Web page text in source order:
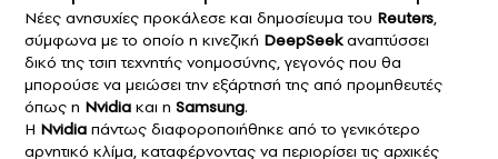
Νέες ανησυχίες προκάλεσε και δημοσίευμα του Reuters,
σύμφωνα με το οποίο η κινεζική DeepSeekαναπτύσσει
δικό της τσιπ τεχνητής νοημοσύνης, γεγονός που θα
μπορούσε να μειώσει την εξάρτησή της από προμηθευτές
όπως η Nvidia και η Samsung.
Η Nvidia πάντως διαφοροποιήθηκε από το γενικότερο
αρνητικό κλίμα, καταφέρνοντας να περιορίσει τις αρχικές